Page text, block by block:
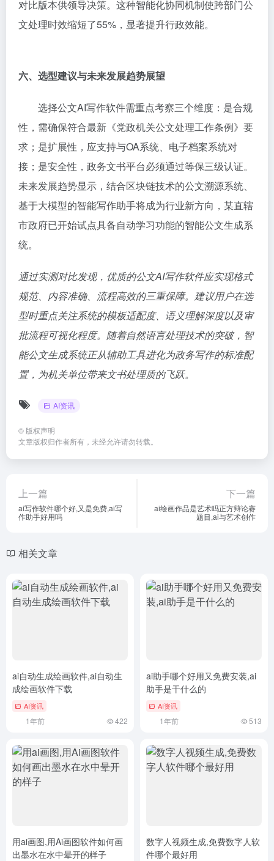
对比版本供领导决策。这种智能化协同机制使跨部门公
文处理时效缩短了55%，显著提升行政效能。
六、选型建议与未来发展趋势展望
选择公文AI写作软件需重点考察三个维度：是合规
性，需确保符合最新《党政机关公文处理工作条例》要
求；是扩展性，应支持与OA系统、电子档案系统对
接；是安全性，政务文书平台必须通过等保三级认证。
未来发展趋势显示，结合区块链技术的公文溯源系统、
基于大模型的智能写作助手将成为行业新方向，某直辖
市政府已开始试点具备自动学习功能的智能公文生成系
统。
通过实测对比发现，优质的公文AI写作软件应实现格式
规范、内容准确、流程高效的三重保障。建议用户在选
型时重点关注系统的模板适配度、语义理解深度以及审
批流程可视化程度。随着自然语言处理技术的突破，智
能公文生成系统正从辅助工具进化为政务写作的标准配
置，为机关单位带来文书处理质的飞跃。
AI资讯
© 版权声明
文章版权归作者所有，未经允许请勿转载。
上一篇
ai写作软件哪个好,又是免费,ai写
作助手好用吗
下一篇
ai绘画作品是艺术吗正方辩论赛
题目,ai与艺术创作
相关文章
ai自动生成绘画软件,ai自动生
成绘画软件下载
AI资讯
1年前 422
ai助手哪个好用又免费安装,ai
助手是干什么的
AI资讯
1年前 513
用ai画图,用Ai画图软件如何画
出墨水在水中晕开的样子
数字人视频生成,免费数字人软
件哪个最好用